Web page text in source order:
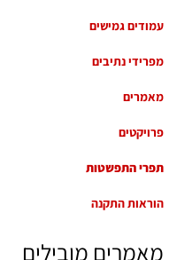
עמודים גמישים
מפרידי נתיבים
מאמרים
פרויקטים
תפרי התפשטות
הוראות התקנה
מאמרים מובילים